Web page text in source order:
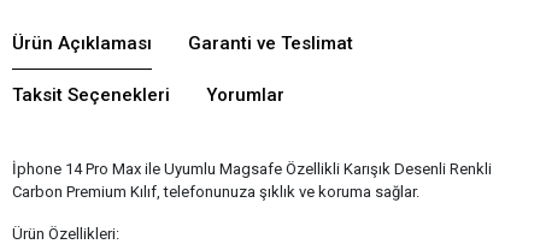
Ürün Açıklaması Garanti ve Teslimat
Taksit Seçenekleri Yorumlar
İphone 14 Pro Max ile Uyumlu Magsafe Özellikli Karışık Desenli Renkli
Carbon Premium Kılıf, telefonunuza şıklık ve koruma sağlar.
Ürün Özellikleri: